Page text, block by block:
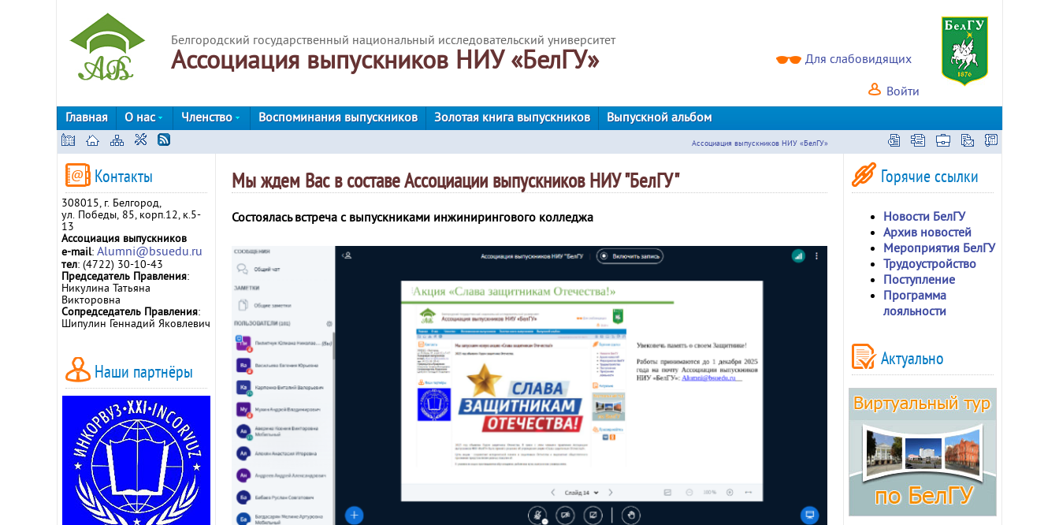
Белгородский государственный национальный исследовательский университет
Ассоциация выпускников НИУ «БелГУ» Для слабовидящих
Войти
Главная
О нас Членство Воспоминания выпускников Золотая книга выпускников Выпускной альбом
Ассоциация выпускников НИУ «БелГУ»
Контакты
308015, г. Белгород,
ул. Победы, 85, корп.12, к.5-
13
Ассоциация выпускников
e-mail: Alumni@bsuedu.ru
тел: (4722) 30-10-43
Председатель Правления:
Никулина Татьяна
Викторовна
Сопредседатель Правления:
Шипулин Геннадий Яковлевич
Наши партнёры
Мы ждем Вас в составе Ассоциации выпускников НИУ "БелГУ"
Состоялась встреча с выпускниками инжинирингового колледжа
Горячие ссылки
Новости БелГУ
Архив новостей
Мероприятия БелГУ
Трудоустройство
Поступление
Программа
лояльности
Актуально